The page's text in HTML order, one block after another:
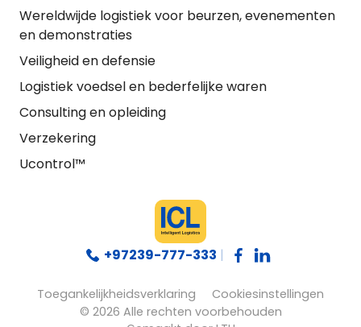
Wereldwijde logistiek voor beurzen, evenementen
en demonstraties
Veiligheid en defensie
Logistiek voedsel en bederfelijke waren
Consulting en opleiding
Verzekering
Ucontrol™
+97239-777-333 |
Toegankelijkheidsverklaring
Cookiesinstellingen
© 2026 Alle rechten voorbehouden